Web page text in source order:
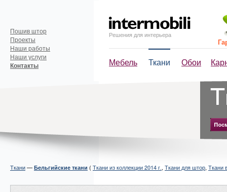
Решения для интерьера
Мебель Ткани Обои
Пошив штор
Проекты
Наши работы
Наши услуги
Контакты
Ткани— Бельгийские ткани ( Ткани из коллекции 2014 г., Ткани для штор, Ткани